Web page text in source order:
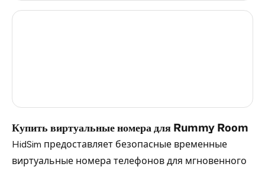
Купить виртуальные номера для Rummy Room
HidSim предоставляет безопасные временные
виртуальные номера телефонов для мгновенного